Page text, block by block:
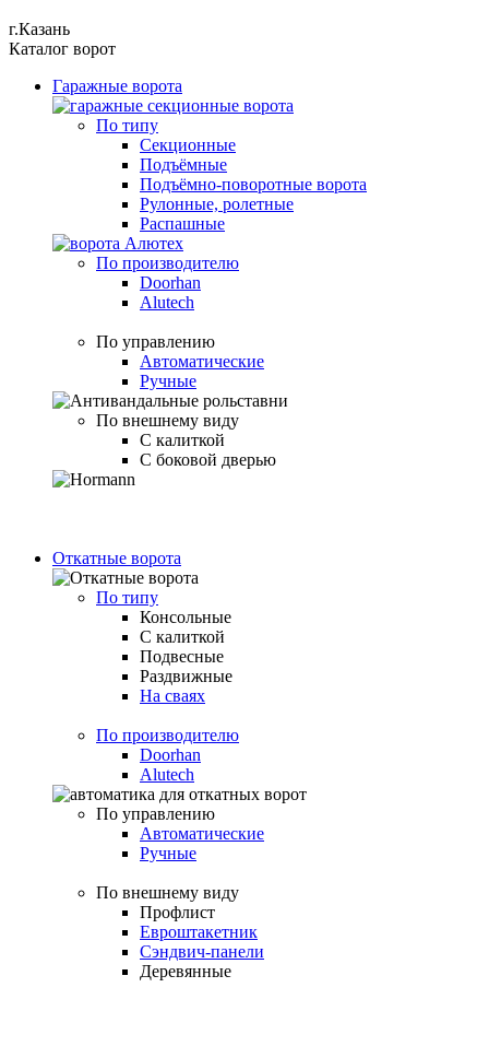
г.Казань
Каталог ворот
Гаражные ворота
По типу
Секционные
Подъёмные
Подъёмно-поворотные ворота
Рулонные, ролетные
Распашные
По производителю
Doorhan
Alutech
По управлению
Автоматические
Ручные
По внешнему виду
С калиткой
С боковой дверью
Откатные ворота
По типу
Консольные
С калиткой
Подвесные
Раздвижные
На сваях
По производителю
Doorhan
Alutech
По управлению
Автоматические
Ручные
По внешнему виду
Профлист
Евроштакетник
Сэндвич-панели
Деревянные